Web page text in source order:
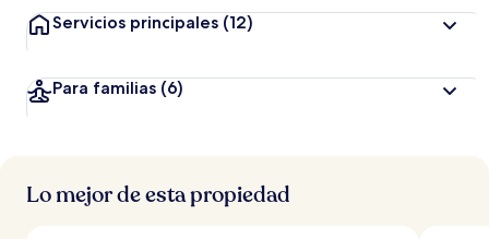
Servicios principales (12)
Para familias (6)
Lo mejor de esta propiedad